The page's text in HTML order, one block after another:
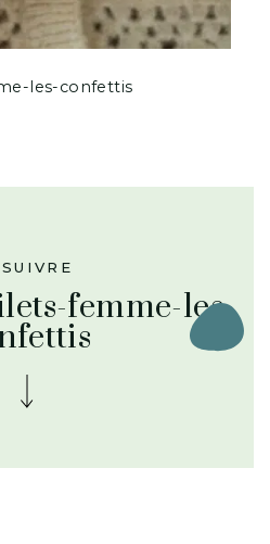
les-confettis
femme-les-